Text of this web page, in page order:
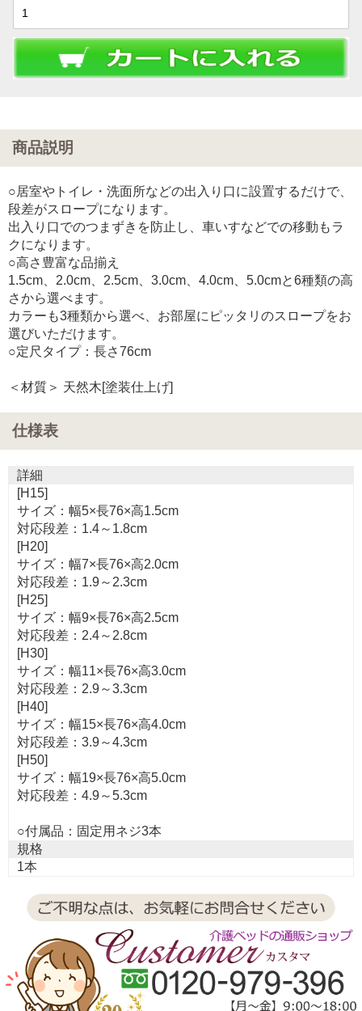
商品説明
○居室やトイレ・洗面所などの出入り口に設置するだけで、
段差がスロープになります。
出入り口でのつまずきを防止し、車いすなどでの移動もラ
クになります。
○高さ豊富な品揃え
1.5cm、2.0cm、2.5cm、3.0cm、4.0cm、5.0cmと6種類の高
さから選べます。
カラーも3種類から選べ、お部屋にピッタリのスロープをお
選びいただけます。
○定尺タイプ：長さ76cm
＜材質＞ 天然木[塗装仕上げ]
仕様表
詳細
[H15]
サイズ：幅5×長76×高1.5cm
対応段差：1.4～1.8cm
[H20]
サイズ：幅7×長76×高2.0cm
対応段差：1.9～2.3cm
[H25]
サイズ：幅9×長76×高2.5cm
対応段差：2.4～2.8cm
[H30]
サイズ：幅11×長76×高3.0cm
対応段差：2.9～3.3cm
[H40]
サイズ：幅15×長76×高4.0cm
対応段差：3.9～4.3cm
[H50]
サイズ：幅19×長76×高5.0cm
対応段差：4.9～5.3cm
○付属品：固定用ネジ3本
規格
1本